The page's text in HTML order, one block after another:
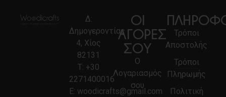
Δ:
Δημογεροντίας
4, Χίος
82131
Τ: +30
2271400016
E: woodicrafts@gmail.com
ΟΙ
ΑΓΟΡΕΣ
ΣΟΥ
Ο
Λογαριασμός
σου
Τρόποι
Αποστολής
Τρόποι
Πληρωμής
Πολιτική